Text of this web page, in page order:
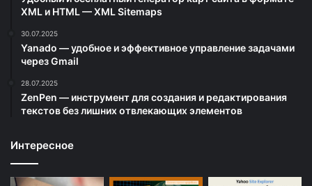
XML и HTML — XML Sitemaps
30.07.2025
Yanado — удобное и эффективное управление задачами
через Gmail
28.07.2025
ZenPen — инструмент для создания и редактирования
текстов без лишних отвлекающих элементов
Интересное